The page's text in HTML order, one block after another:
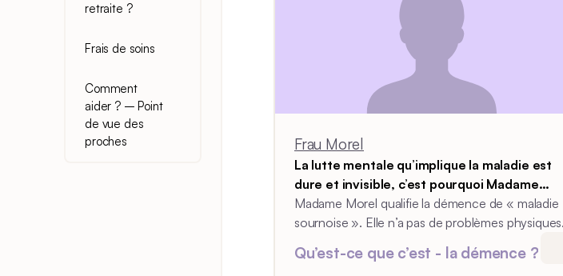
retraite ?
Frais de soins
Comment
aider ? – Point
de vue des
proches
Frau Morel
La lutte mentale qu’implique la maladie est
dure et invisible, c’est pourquoi Madame
Morel qualifie la démence de « maladie
sournoise ».
Madame Morel qualifie la démence de « maladie
sournoise ». Elle n’a pas de problèmes physiques
La lutte mentale, en revanche, est dure et invisible.
Qu’est-ce que c’est - la démence ?